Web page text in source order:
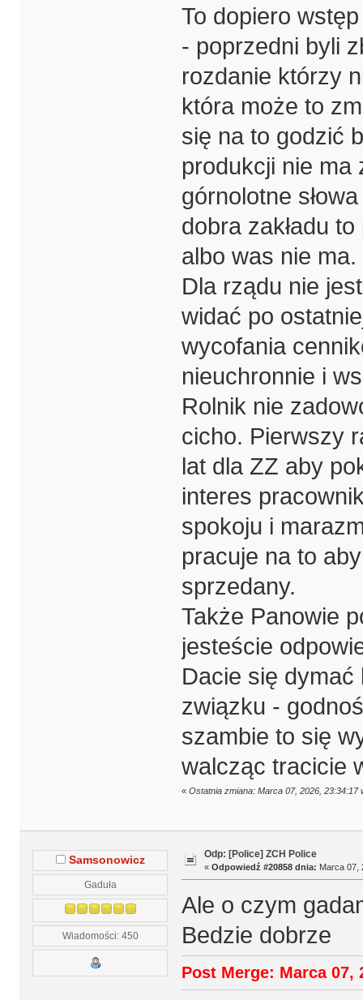
To dopiero
- poprzedni byli
rozdanie którzy
która może to
się na to godzić
produkcji nie ma
górnolotne
dobra zakładu
albo was nie ma.
Dla rządu nie
widać po
wycofania
nieuchronnie i
Rolnik nie
cicho. Pierwszy
lat dla ZZ aby
interes
spokoju i
pracuje na to
sprzedany.
Także Panowie
jesteście
Dacie się
związku -
szambie to się
walcząc tracicie
« Ostatnia zmiana: Marca 07, 2026, 23:34:17
Samsonowicz
Gaduła
Wiadomości: 450
Odp: [Police] ZCH Police
« Odpowiedź #20858 dnia: Marca 07,
Ale o czym
Bedzie dobrze
Post Merge: Marca 07,